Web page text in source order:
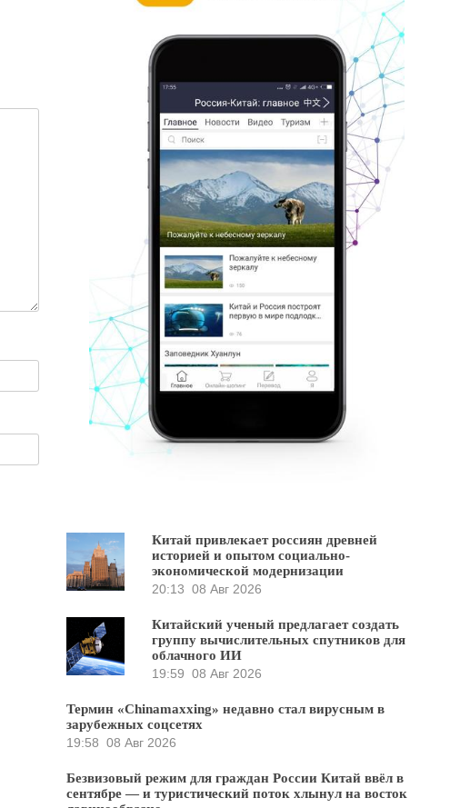
Китай привлекает россиян древней
историей и опытом социально-
экономической модернизации
20:13 08 Авг 2026
Китайский ученый предлагает создать
группу вычислительных спутников для
облачного ИИ
19:59 08 Авг 2026
Термин «Chinamaxxing» недавно стал вирусным в
зарубежных соцсетях
19:58 08 Авг 2026
Безвизовый режим для граждан России Китай ввёл в
сентябре — и туристический поток хлынул на восток